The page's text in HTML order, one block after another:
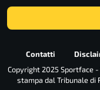
Contatti
Copyright 2025 Sportface
stampa dal Tribunale di